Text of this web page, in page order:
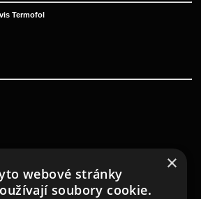
Termofol
×
webové stránky
soubory cookie.